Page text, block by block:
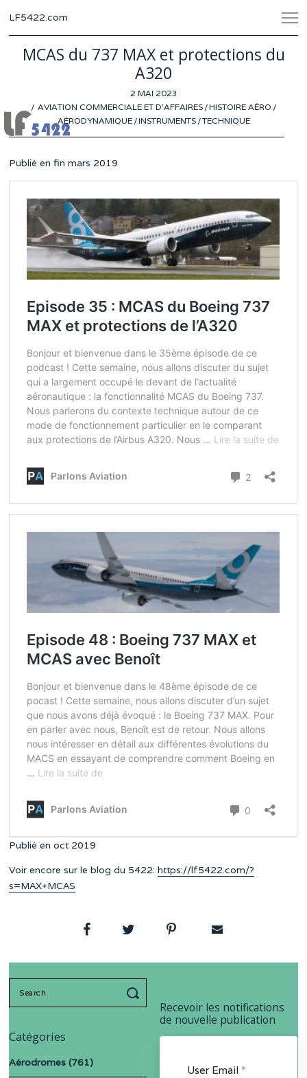
LF5422.com
MCAS du 737 MAX et protections du
A320
POSTED
ON
2 MAI 2023
AVRIL
2023
AVIATION COMMERCIALE ET D'AFFAIRES /HISTOIRE AÉRO /
AÉRODYNAMIQUE /INSTRUMENTS /TECHNIQUE
Publié en fin mars 2019
Publié en oct 2019
Voir encore sur le blog du 5422:https://lf5422.com/?
s=MAX+MCAS
Recevoir les notifications
de nouvelle publication
User Email *
Catégories
Aérodromes (761)